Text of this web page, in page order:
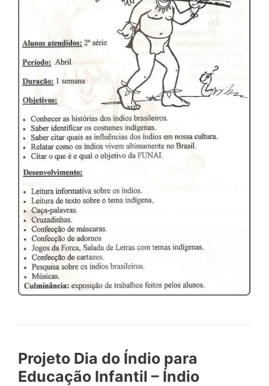
Projeto Dia do Índio para
Educação Infantil – Índio